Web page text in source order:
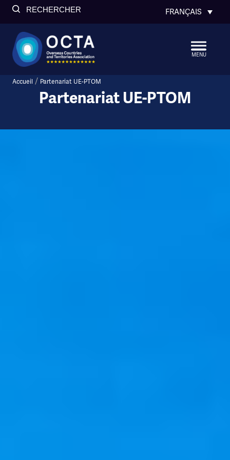
RECHERCHER FRANÇAIS
MENU
Accueil / Partenariat UE-PTOM
Partenariat UE-PTOM